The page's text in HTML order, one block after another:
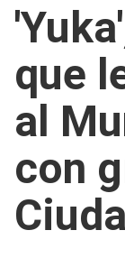
que
al
con